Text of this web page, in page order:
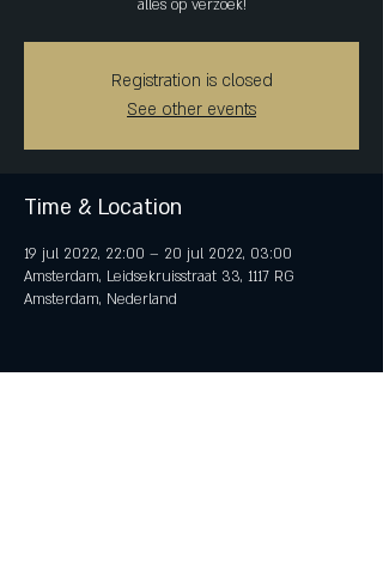
alles op verzoek!
Registration is closed
See other events
Time & Location
19 jul 2022, 22:00 – 20 jul 2022, 03:00
Amsterdam, Leidsekruisstraat 33, 1117 RG
Amsterdam, Nederland